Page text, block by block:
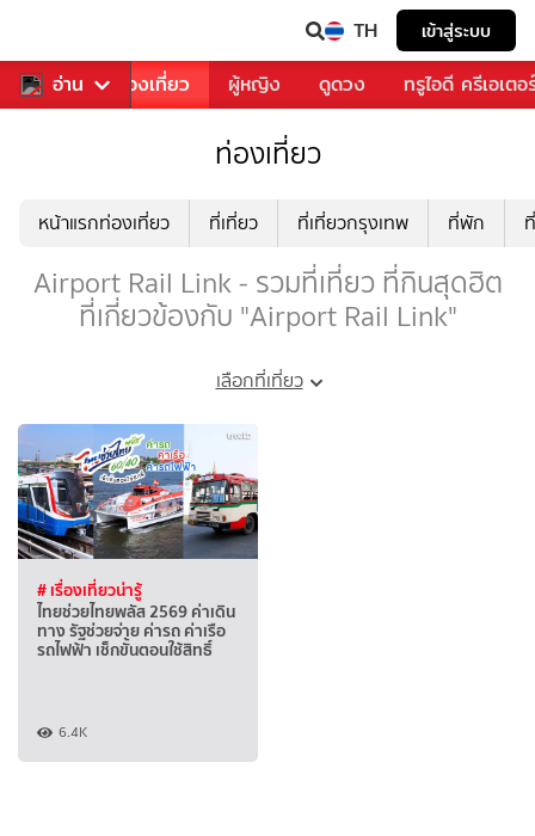
TH เข้าสู่ระบบ
อ่าน
อาหาร ท่องเที่ยว ผู้หญิง ดูดวง ทรูไอดี ครีเอเตอ
ท่องเที่ยว
หน้าแรกท่องเที่ยว ที่เที่ยว ที่เที่ยวกรุงเทพ ที่พัก
Airport Rail Link - รวมที่เที่ยว ที่กินสุดฮิต
ที่เกี่ยวข้องกับ "Airport Rail Link"
เลือกที่เที่ยว
# เรื่องเที่ยวน่ารู้
ไทยช่วยไทยพลัส 2569 ค่าเดิน
ทาง รัฐช่วยจ่าย ค่ารถ ค่าเรือ
รถไฟฟ้า เช็กขั้นตอนใช้สิทธิ์
6.4K